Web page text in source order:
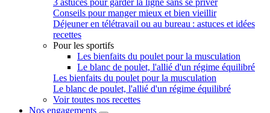
3 astuces pour garder la ligne sans se priver
Conseils pour manger mieux et bien vieillir
Déjeuner en télétravail ou au bureau : astuces et idées
recettes
Pour les sportifs
Les bienfaits du poulet pour la musculation
Le blanc de poulet, l'allié d'un régime équilibré
Les bienfaits du poulet pour la musculation
Le blanc de poulet, l'allié d'un régime équilibré
Voir toutes nos recettes
Nos engagements